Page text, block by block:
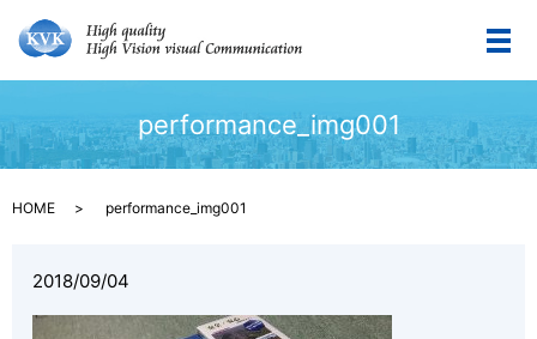
メ
performance_img001
HOME performance_img001
2018/09/04